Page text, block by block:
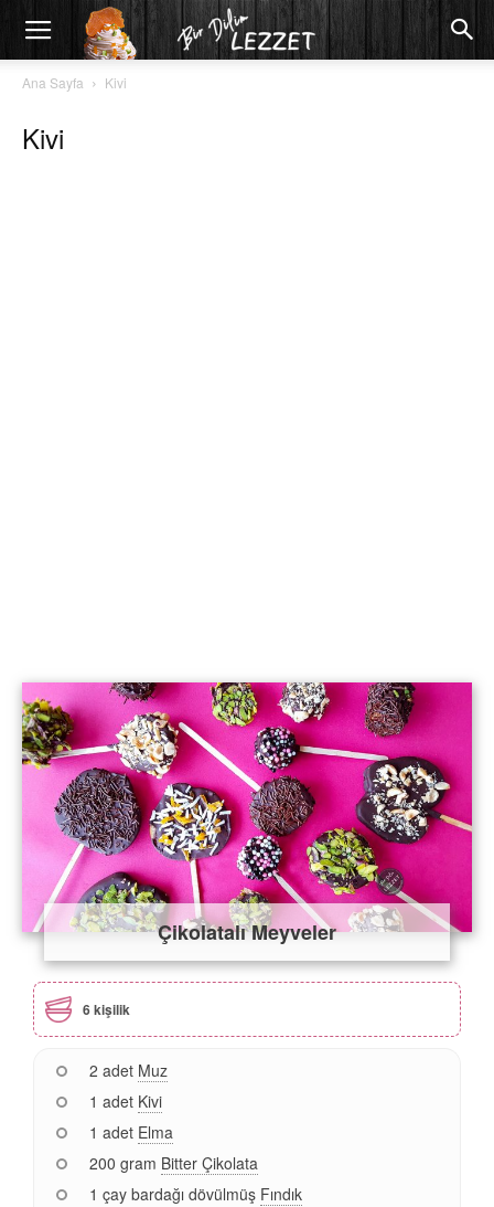
Ana Sayfa Kivi
Kivi
Çikolatalı Meyveler
6 kişilik
2 adet Muz
1 adet Kivi
1 adet Elma
200 gram Bitter Çikolata
1 çay bardağı dövülmüş Fındık